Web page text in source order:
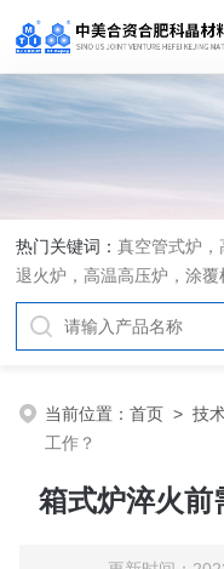
热门关键词：真空管式炉
退火炉，高温高压炉，涂
当前位置：首页 >技
工作？
箱式炉淬火前